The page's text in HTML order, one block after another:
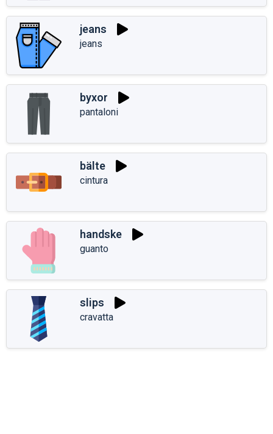
jeans
jeans
byxor
pantaloni
bälte
cintura
handske
guanto
slips
cravatta